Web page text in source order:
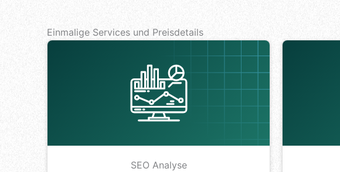
Einmalige Services und Preisdetails
SEO Analyse